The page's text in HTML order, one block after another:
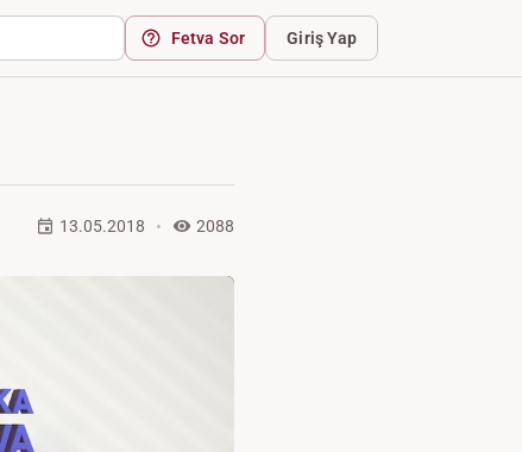
Fetva Sor Giriş Yap
13.05.2018 2088